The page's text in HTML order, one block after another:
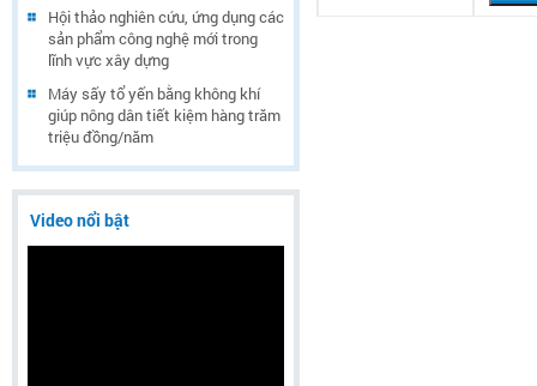
Hội thảo nghiên cứu, ứng dụng các
sản phẩm công nghệ mới trong
lĩnh vực xây dựng
Máy sấy tổ yến bằng không khí
giúp nông dân tiết kiệm hàng trăm
triệu đồng/năm
Video nổi bật